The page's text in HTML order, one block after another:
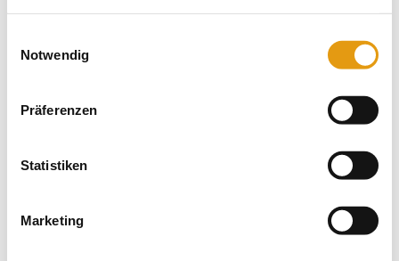
Notwendig
Präferenzen
Statistiken
Marketing